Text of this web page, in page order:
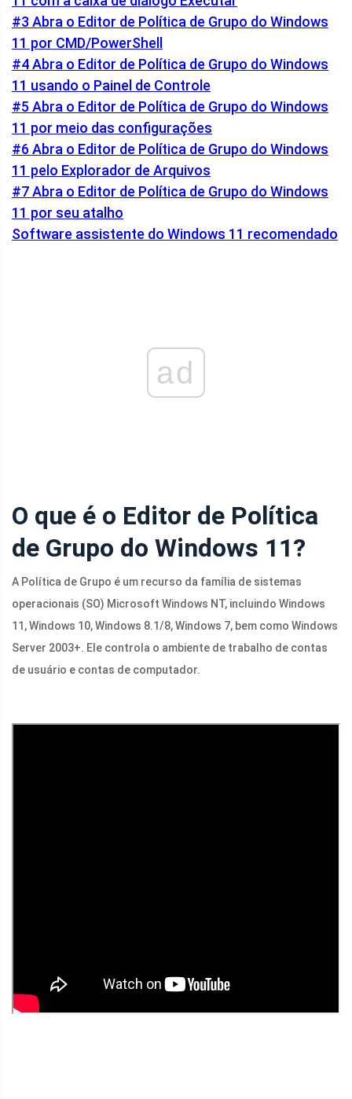
#3 Abra o Editor de Política de Grupo do Windows
11 por CMD/PowerShell
#4 Abra o Editor de Política de Grupo do Windows
11 usando o Painel de Controle
#5 Abra o Editor de Política de Grupo do Windows
11 por meio das configurações
#6 Abra o Editor de Política de Grupo do Windows
11 pelo Explorador de Arquivos
#7 Abra o Editor de Política de Grupo do Windows
11 por seu atalho
Software assistente do Windows 11 recomendado
ad
O que é o Editor de Política
de Grupo do Windows 11?
A Política de Grupo é um recurso da família de sistemas
operacionais (SO) Microsoft Windows NT, incluindo Windows
11, Windows 10, Windows 8.1/8, Windows 7, bem como Windows
Server 2003+. Ele controla o ambiente de trabalho de contas
de usuário e contas de computador.